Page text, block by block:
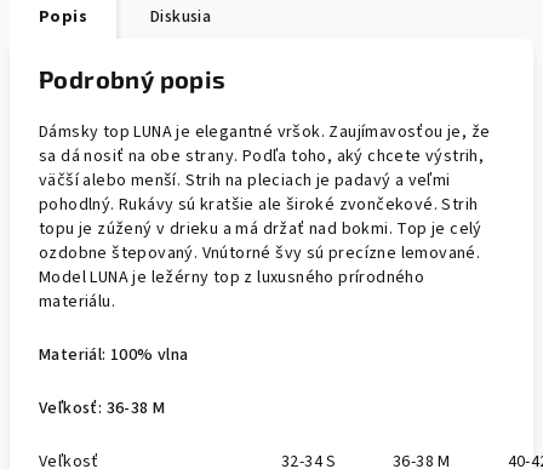
Popis Diskusia
Podrobný popis
Dámsky top LUNA je elegantné vršok. Zaujímavosťou je, že
sa dá nosiť na obe strany. Podľa toho, aký chcete výstrih,
väčší alebo menší. Strih na pleciach je padavý a veľmi
pohodlný. Rukávy sú kratšie ale široké zvončekové. Strih
topu je zúžený v drieku a má držať nad bokmi. Top je celý
ozdobne štepovaný. Vnútorné švy sú precízne lemované.
Model LUNA je ležérny top z luxusného prírodného
materiálu.
Materiál: 100% vlna
Veľkosť: 36-38 M
Veľkosť 32-34 S 36-38 M 40-